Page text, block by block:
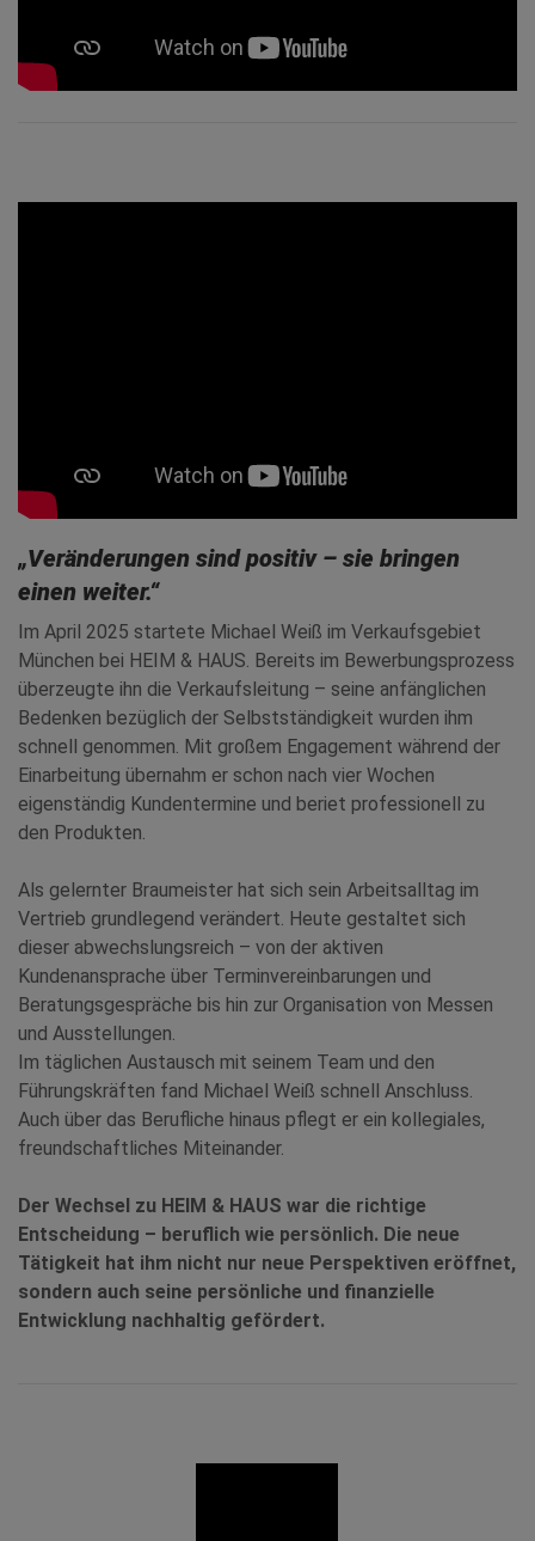
„Veränderungen sind positiv – sie bringen
einen weiter.“
Im April 2025 startete Michael Weiß im Verkaufsgebiet
München bei HEIM & HAUS. Bereits im Bewerbungsprozess
überzeugte ihn die Verkaufsleitung – seine anfänglichen
Bedenken bezüglich der Selbstständigkeit wurden ihm
schnell genommen. Mit großem Engagement während der
Einarbeitung übernahm er schon nach vier Wochen
eigenständig Kundentermine und beriet professionell zu
den Produkten.
Als gelernter Braumeister hat sich sein Arbeitsalltag im
Vertrieb grundlegend verändert. Heute gestaltet sich
dieser abwechslungsreich – von der aktiven
Kundenansprache über Terminvereinbarungen und
Beratungsgespräche bis hin zur Organisation von Messen
und Ausstellungen.
Im täglichen Austausch mit seinem Team und den
Führungskräften fand Michael Weiß schnell Anschluss.
Auch über das Berufliche hinaus pflegt er ein kollegiales,
freundschaftliches Miteinander.
Der Wechsel zu HEIM & HAUS war die richtige
Entscheidung – beruflich wie persönlich. Die neue
Tätigkeit hat ihm nicht nur neue Perspektiven eröffnet,
sondern auch seine persönliche und finanzielle
Entwicklung nachhaltig gefördert.